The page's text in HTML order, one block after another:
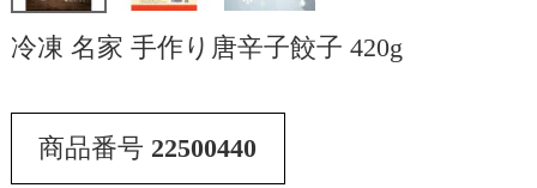
冷凍 名家 手作り唐辛子餃子 420g
商品番号 22500440